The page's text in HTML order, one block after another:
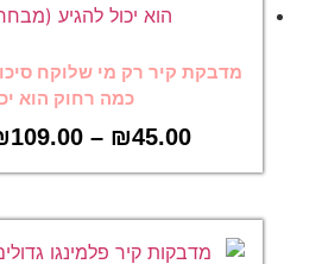
מדבקת קיר רק מי שלוקח
כמה רחוק הוא
₪45.00
–
109.00